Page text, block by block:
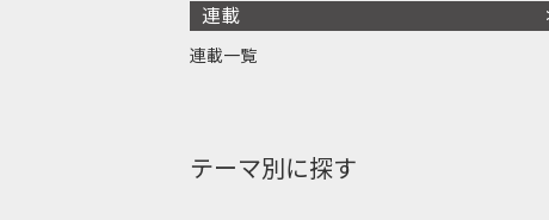
連載
連載一覧
テーマ別に探す